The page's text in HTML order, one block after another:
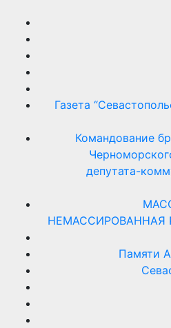
Газета
Командование
депутата-
НЕМАССИРОВАННАЯ
Памяти